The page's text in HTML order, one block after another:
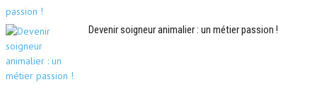
Devenir soigneur animalier : un métier passion !